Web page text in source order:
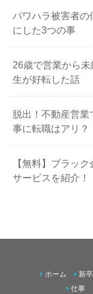
パワハラ被害者の
にした3つの事
26歳で営業から
生が好転した話
脱出！不動産営
事に転職はアリ？
【無料】ブラッ
サービスを紹介！
ホーム 新
仕事